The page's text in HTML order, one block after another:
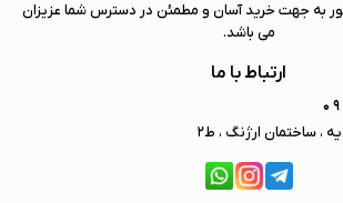
به جهت خرید آسان و مطمئن در دسترس شما عزیزان
می باشد.
ارتباط با ما
، ساختمان ارژنگ ، ط2